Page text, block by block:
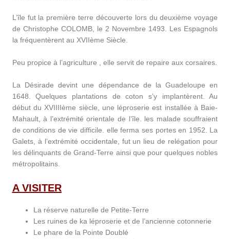
L’île fut la première terre découverte lors du deuxième voyage
de Christophe COLOMB, le 2 Novembre 1493. Les Espagnols
la fréquentèrent au XVIIème Siècle.
Peu propice à l’agriculture , elle servit de repaire aux corsaires.
La Désirade devint une dépendance de la Guadeloupe en
1648. Quelques plantations de coton s’y implantèrent. Au
début du XVIIIIème siècle, une léproserie est installée à Baie-
Mahault, à l’extrémité orientale de l’île. les malade souffraient
de conditions de vie difficile. elle ferma ses portes en 1952. La
Galets, à l’extrémité occidentale, fut un lieu de relégation pour
les délinquants de Grand-Terre ainsi que pour quelques nobles
métropolitains.
A VISITER
La réserve naturelle de Petite-Terre
Les ruines de ka léproserie et de l’ancienne cotonnerie
Le phare de la Pointe Doublé